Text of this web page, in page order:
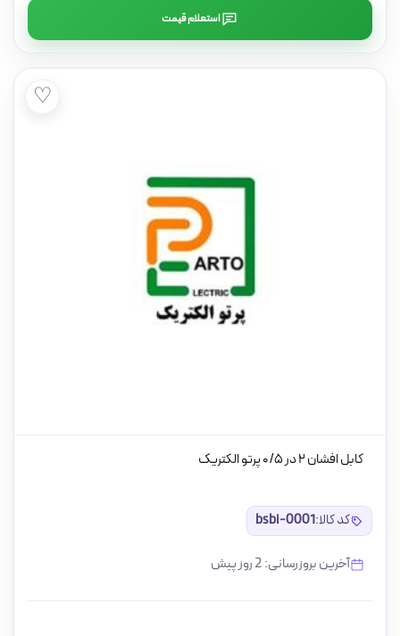
استعلام قیمت
♡
کابل افشان ۲ در ۰/۵ پرتو الکتریک
کد کالا:bsbi-0001
آخرین بروزرسانی: 2 روز پیش